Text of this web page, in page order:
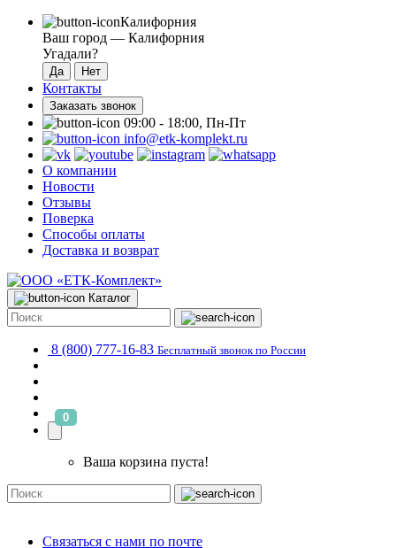
Калифорния
Ваш город — Калифорния
Угадали?
Контакты
Заказать звонок
09:00 - 18:00, Пн-Пт
info@etk-komplekt.ru
О компании
Новости
Отзывы
Поверка
Способы оплаты
Доставка и возврат
Каталог
8 (800) 777-16-83 Бесплатный звонок по России
0
Ваша корзина пуста!
Связаться с нами по почте